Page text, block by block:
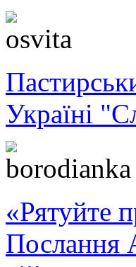
Україні
«Рятуйте
Послання